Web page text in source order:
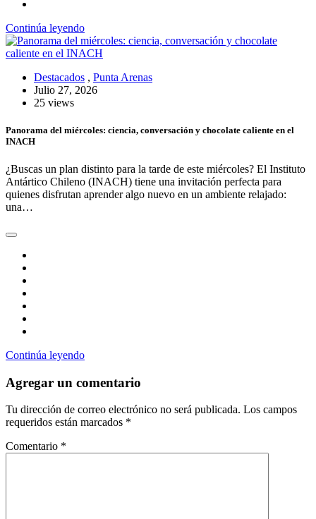
Continúa leyendo
Destacados , Punta Arenas
Julio 27, 2026
25 views
Panorama del miércoles: ciencia, conversación y chocolate caliente en el
INACH
¿Buscas un plan distinto para la tarde de este miércoles? El Instituto
Antártico Chileno (INACH) tiene una invitación perfecta para
quienes disfrutan aprender algo nuevo en un ambiente relajado:
una…
Continúa leyendo
Agregar un comentario
Tu dirección de correo electrónico no será publicada. Los campos
requeridos están marcados *
Comentario *